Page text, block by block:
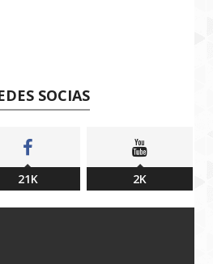
SOCIAS
21K 2K